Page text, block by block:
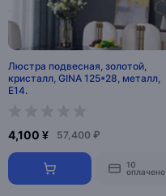
Люстра подвесная, золотой,
кристалл, GINA 125*28, металл,
E14.
4,100 ¥ 57,400 ₽
10
оплачено